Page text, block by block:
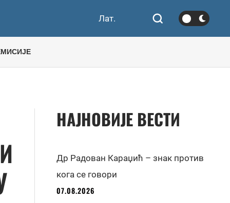
Лат.
НАЈНОВИЈЕ ВЕСТИ
Др Радован Караџић – знак против
кога се говори
07.08.2026